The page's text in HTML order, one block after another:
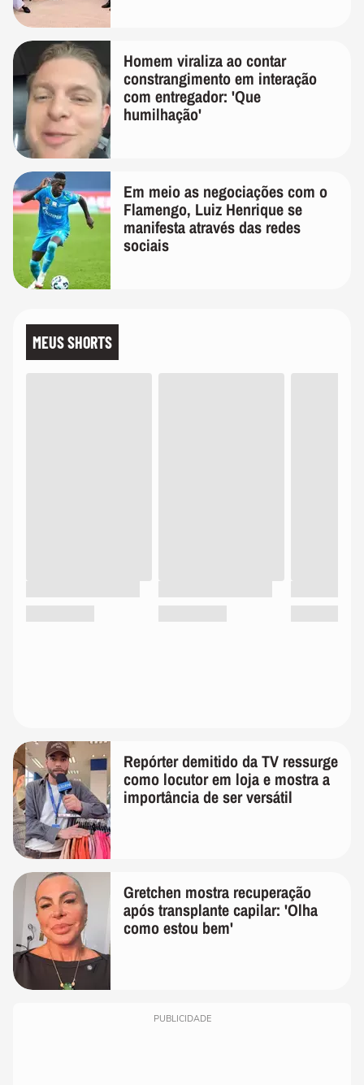
Homem viraliza ao contar
constrangimento em interação
com entregador: 'Que
humilhação'
Em meio as negociações com o
Flamengo, Luiz Henrique se
manifesta através das redes
sociais
MEUS SHORTS
Repórter demitido da TV ressurge
como locutor em loja e mostra a
importância de ser versátil
Gretchen mostra recuperação
após transplante capilar: 'Olha
como estou bem'
PUBLICIDADE